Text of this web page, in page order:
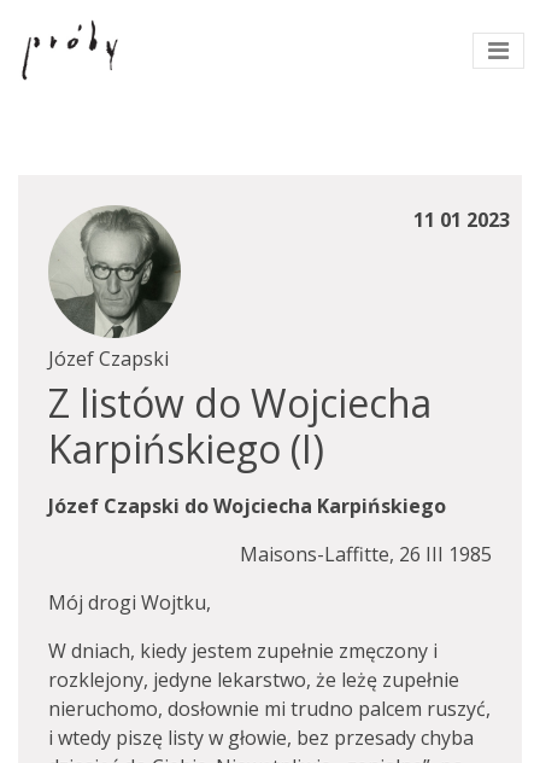
11 01 2023
Józef Czapski
Z listów do Wojciecha
Karpińskiego (I)
Józef Czapski do Wojciecha Karpińskiego
Maisons-Laffitte, 26 III 1985
Mój drogi Wojtku,
W dniach, kiedy jestem zupełnie zmęczony i
rozklejony, jedyne lekarstwo, że leżę zupełnie
nieruchomo, dosłownie mi trudno palcem ruszyć,
i wtedy piszę listy w głowie, bez przesady chyba